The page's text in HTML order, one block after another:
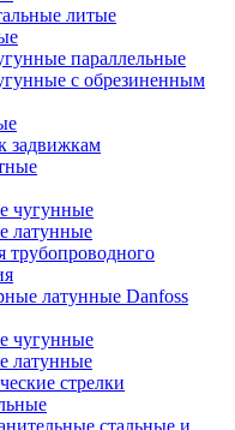
литые
параллельные
с обрезиненным
задвижкам
чугунные
латунные
трубопроводного
латунные Danfoss
чугунные
латунные
стрелки
стальные и